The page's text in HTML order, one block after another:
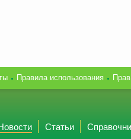
Правила использования
Статьи